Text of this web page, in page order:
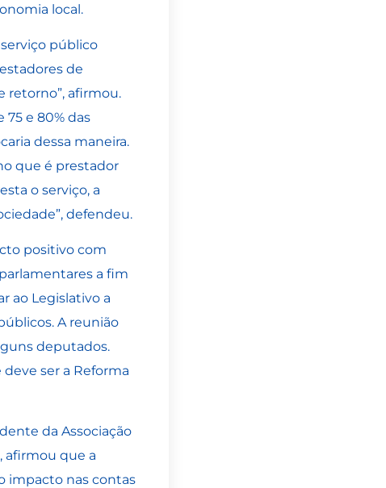
local.
público
de
retorno”, afirmou.
e 80% das
dessa maneira.
que é prestador
o serviço, a
defendeu.
positivo com
a fim
ao Legislativo a
A reunião
deputados.
ser a Reforma
da Associação
afirmou que a
impacto nas contas